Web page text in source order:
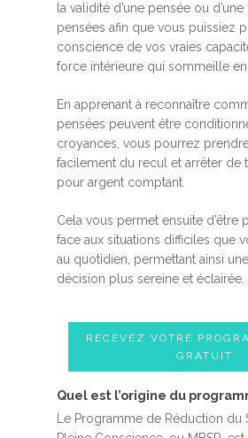
la validité d’une pensée ou
pensées afin que vous puissiez
conscience de vos vraies
force intérieure qui sommeille en
En apprenant à reconnaître
pensées peuvent être
croyances, vous pourrez
facilement du recul et arrêter de
pour argent comptant.
Cela vous permet ensuite d’être
face aux situations difficiles que
au quotidien, permettant ainsi
décision plus sereine et éclairée.
RECEVEZ VOTRE
GRATUIT
Quel est l’origine du
Le Programme de Réduction du